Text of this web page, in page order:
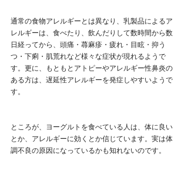
通常の食物アレルギーとは異なり、乳製品によるア
レルギーは、食べたり、飲んだりして数時間から数
日経ってから、頭痛・蕁麻疹・疲れ・目眩・抑う
つ・下痢・肌荒れなど様々な症状が現れるようで
す。更に、もともとアトピーやアレルギー性鼻炎の
ある方は、遅延性アレルギーを発症しやすいようで
す。
ところが、ヨーグルトを食べている人は、体に良い
とか、アレルギーに効くとか信じています。実は体
調不良の原因になっているかも知れないのです。